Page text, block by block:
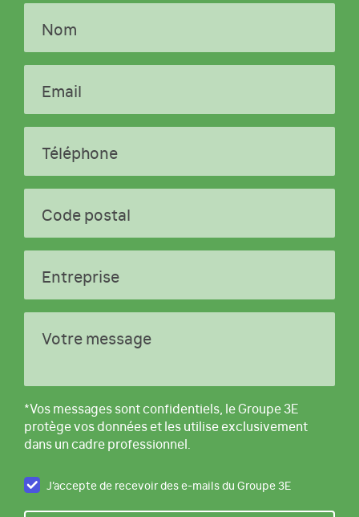
Nom
Email
Téléphone
Code postal
Entreprise
Votre message
*Vos messages sont confidentiels, le Groupe 3E
protège vos données et les utilise exclusivement
dans un cadre professionnel.
J’accepte de recevoir des e-mails du Groupe 3E